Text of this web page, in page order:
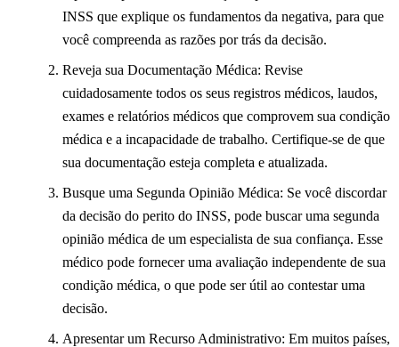
INSS que explique os fundamentos da negativa, para que
você compreenda as razões por trás da decisão.
Reveja sua Documentação Médica: Revise
cuidadosamente todos os seus registros médicos, laudos,
exames e relatórios médicos que comprovem sua condição
médica e a incapacidade de trabalho. Certifique-se de que
sua documentação esteja completa e atualizada.
Busque uma Segunda Opinião Médica: Se você discordar
da decisão do perito do INSS, pode buscar uma segunda
opinião médica de um especialista de sua confiança. Esse
médico pode fornecer uma avaliação independente de sua
condição médica, o que pode ser útil ao contestar uma
decisão.
Apresentar um Recurso Administrativo: Em muitos países,